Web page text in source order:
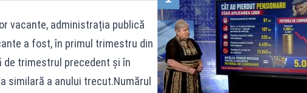
vacante, administrația publică
a fost, în primul trimestru din
de trimestrul precedent și în
similară a anului trecut.Numărul